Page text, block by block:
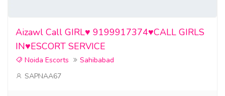
Aizawl Call GIRL♥️ 9199917374♥️CALL GIRLS
IN♥️ESCORT SERVICE
Noida Escorts
Sahibabad
SAPNAA67